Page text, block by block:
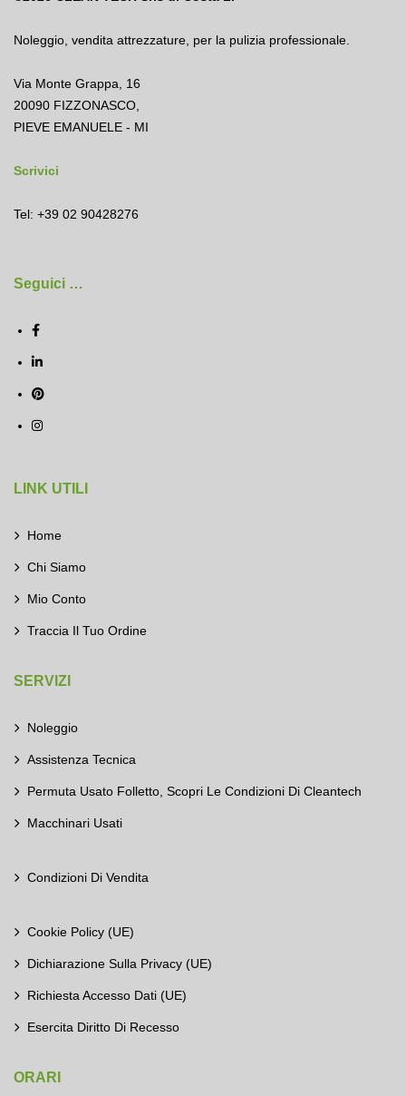
Noleggio vendita attrezzature per la pulizia professionale.
Via Monte Grappa, 16
20090 FIZZONASCO,
PIEVE EMANUELE - MI
Scrivici
Tel: +39 02 90428276
Seguici …
LINK UTILI
Home
Chi Siamo
Mio Conto
Traccia Il Tuo Ordine
SERVIZI
Noleggio
Assistenza Tecnica
Permuta Usato Folletto, Scopri Le Condizioni Di Cleantech
Macchinari Usati
Condizioni Di Vendita
Cookie Policy (UE)
Dichiarazione Sulla Privacy (UE)
Richiesta Accesso Dati (UE)
Esercita Diritto Di Recesso
ORARI